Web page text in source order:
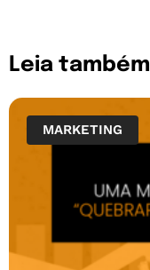
Leia também
MARKETING